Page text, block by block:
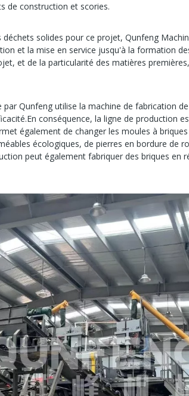
de construction et scories.
solides pour ce projet, Qunfeng
et la mise en service jusqu'à la formation
et de la particularité des matières
Qunfeng utilise la machine de fabrication
conséquence, la ligne de production
également de changer les moules à
écologiques, de pierres en bordure de
peut également fabriquer des briques en